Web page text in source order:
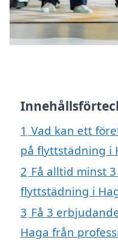
1 Vad kan ett
på flyttstädning i
2 Få alltid minst
flyttstädning i
3 Få 3
Haga från